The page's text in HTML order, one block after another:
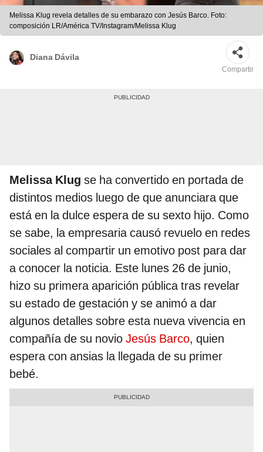
Melissa Klug revela detalles de su embarazo con Jesús Barco. Foto:
composición LR/América TV/Instagram/Melissa Klug
Diana Dávila
Compartir
Melissa Klug se ha convertido en portada de
distintos medios luego de que anunciara que
está en la dulce espera de su sexto hijo. Como
se sabe, la empresaria causó revuelo en redes
sociales al compartir un emotivo post para dar
a conocer la noticia. Este lunes 26 de junio,
hizo su primera aparición pública tras revelar
su estado de gestación y se animó a dar
algunos detalles sobre esta nueva vivencia en
compañía de su novio Jesús Barco, quien
espera con ansias la llegada de su primer
bebé.